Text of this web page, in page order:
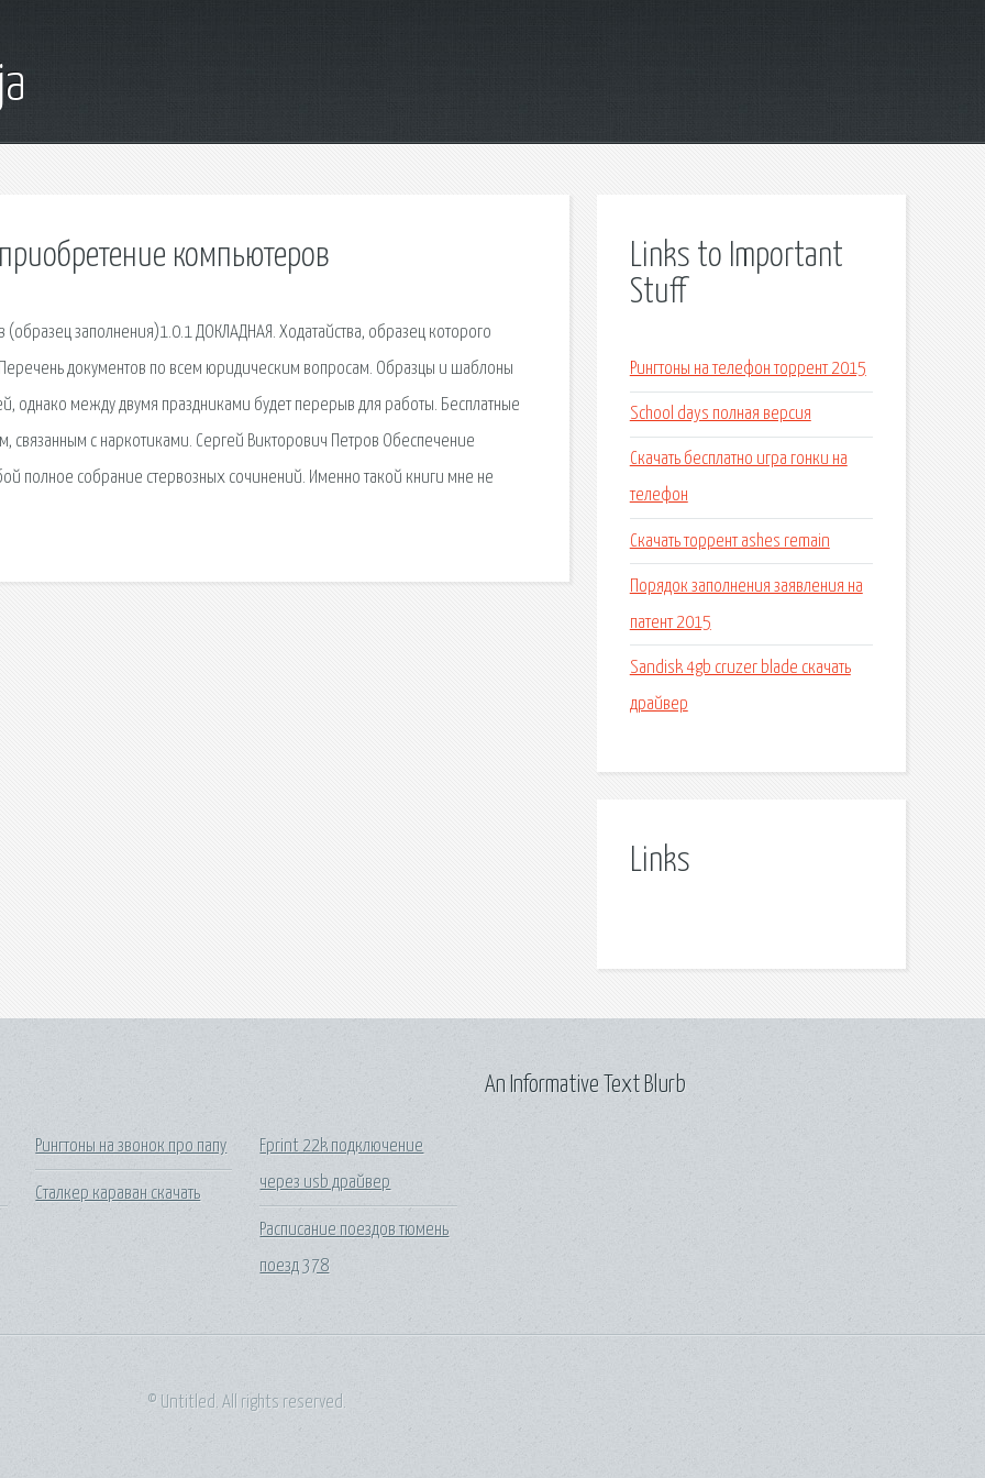
компьютеров
заполнения)1.0.1 ДОКЛАДНАЯ. Ходатайства, образец которого
Перечень документов по всем юридическим вопросам. Образцы и шаблоны
однако между двумя праздниками будет перерыв для работы. Бесплатные
связанным с наркотиками. Сергей Викторович Петров Обеспечение
полное собрание стервозных сочинений. Именно такой книги мне не
Links to Important
Stuff
Рингтоны на телефон торрент 2015
School days полная версия
Скачать бесплатно игра гонки на
телефон
Скачать торрент ashes remain
Порядок заполнения заявления на
патент 2015
Sandisk 4gb cruzer blade скачать
драйвер
Links
Рингтоны на звонок про папу
Сталкер караван скачать
Fprint 22k подключение
через usb драйвер
Расписание поездов тюмень
поезд 378
An Informative Text Blurb
© Untitled. All rights reserved.